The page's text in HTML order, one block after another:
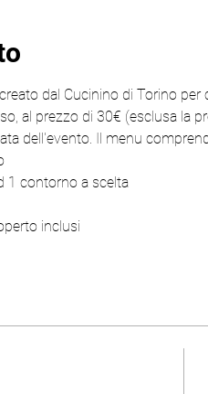
dal Cucinino di Torino
al prezzo di 30€ (esclusa la
dell'evento. Il menu
1 contorno a scelta
inclusi